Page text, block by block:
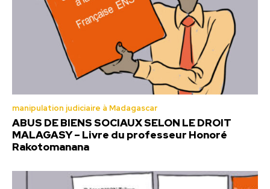
manipulation judiciaire à Madagascar
ABUS DE BIENS SOCIAUX SELON LE DROIT
MALAGASY – Livre du professeur Honoré
Rakotomanana